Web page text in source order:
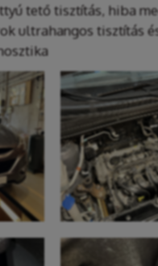
tető tisztítás, hiba
ultrahangos tisztítás